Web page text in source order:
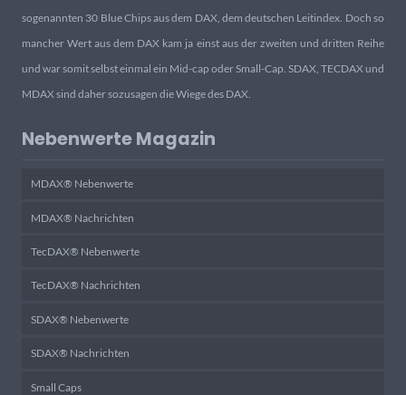
sogenannten 30 Blue Chips aus dem DAX, dem deutschen Leitindex. Doch so
mancher Wert aus dem DAX kam ja einst aus der zweiten und dritten Reihe
und war somit selbst einmal ein Mid-cap oder Small-Cap. SDAX, TECDAX und
MDAX sind daher sozusagen die Wiege des DAX.
Nebenwerte Magazin
MDAX® Nebenwerte
MDAX® Nachrichten
TecDAX® Nebenwerte
TecDAX® Nachrichten
SDAX® Nebenwerte
SDAX® Nachrichten
Small Caps